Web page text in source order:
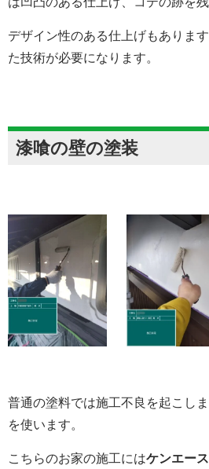
デザイン性のある仕上げもありま
た技術が必要になります。
漆喰の壁の塗装
普通の塗料では施工不良を起こし
を使います。
こちらのお家の施工にはケンエース